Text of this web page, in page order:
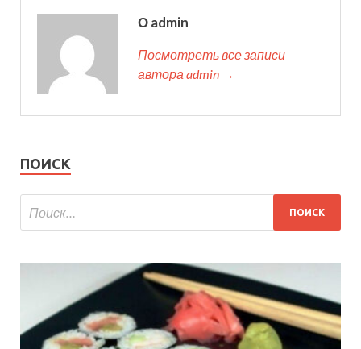
О admin
Посмотреть все записи
автора admin →
ПОИСК